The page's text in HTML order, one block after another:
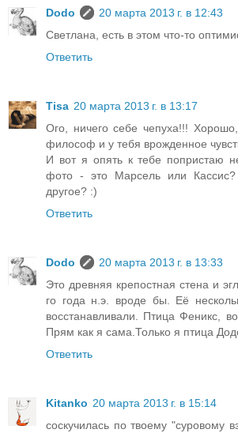
Dodo
20 марта 2013 г. в 12:43
Светлана, есть в этом что-то
Ответить
Tisa 20 марта 2013 г. в 13:17
Ого, ничего себе чепуха!!!
философ и у тебя врожденное
И вот я опять к тебе попристаю
фото - это Марсель или
другое? :)
Ответить
Dodo
20 марта 2013 г. в 13:33
Это древняя крепостная стена и
го года н.э. вроде бы. Её
восстанавливали. Птица Феникс,
Прям как я сама.Только я птица
Ответить
Kitanko 20 марта 2013 г. в 15:14
соскучилась по твоему "суровому